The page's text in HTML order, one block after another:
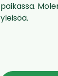
paikassa.
yleisöä.